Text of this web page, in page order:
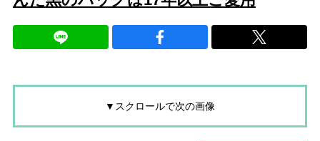
▼スクロールで次の画像